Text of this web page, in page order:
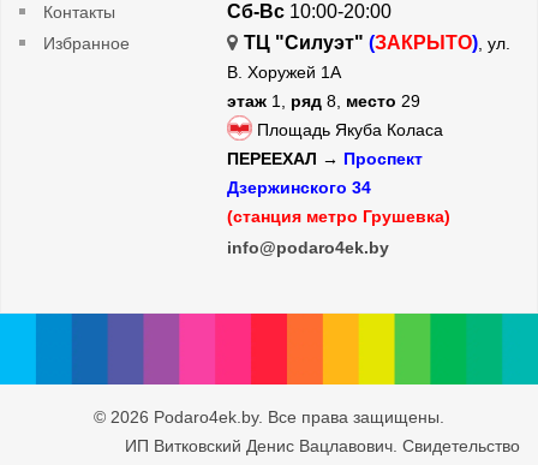
Контакты
Избранное
Сб-Вс 10:00-20:00
ТЦ "Силуэт" (ЗАКРЫТО), ул.
В. Хоружей 1А
этаж 1, ряд 8, место 29
Площадь Якуба Коласа
ПЕРЕЕХАЛ → Проспект
Дзержинского 34
(станция метро Грушевка)
info@podaro4ek.by
© 2026 Podaro4ek.by. Все права защищены.
ИП Витковский Денис Вацлавович. Свидетельство